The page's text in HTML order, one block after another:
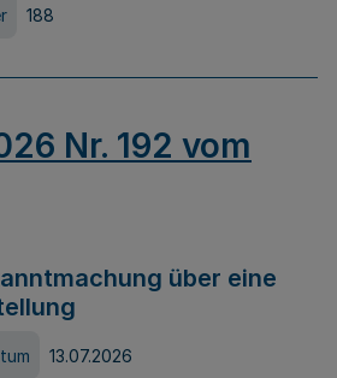
188
Nr. 192 vom
über eine
13.07.2026